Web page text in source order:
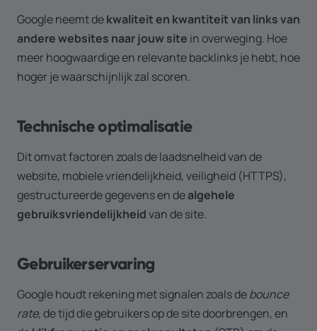
Google neemt dekwaliteit en kwantiteit van links van
andere websites naar jouw site in overweging. Hoe
meer hoogwaardige en relevante backlinks je hebt, hoe
hoger je waarschijnlijk zal scoren.
Technische optimalisatie
Dit omvat factoren zoals de laadsnelheid van de
website, mobiele vriendelijkheid, veiligheid (HTTPS),
gestructureerde gegevens en dealgehele
gebruiksvriendelijkheidvan de site.
Gebruikerservaring
Google houdt rekening met signalen zoals debounce
rate, de tijd die gebruikers op de site doorbrengen, en